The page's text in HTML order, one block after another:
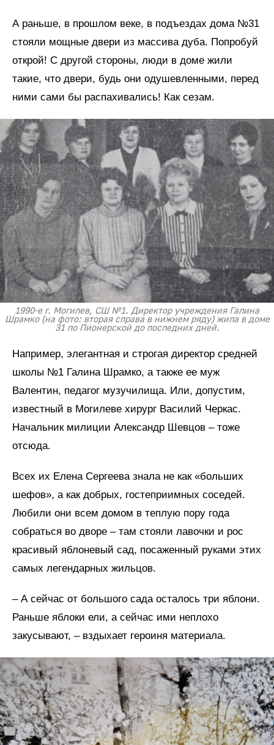
А раньше, в прошлом веке, в подъездах дома №31
стояли мощные двери из массива дуба. Попробуй
открой! С другой стороны, люди в доме жили
такие, что двери, будь они одушевленными, перед
ними сами бы распахивались! Как сезам.
1990-е г. Могилев, СШ №1. Директор учреждения Галина
Шрамко (на фото: вторая справа в нижнем ряду) жила в доме
31 по Пионерской до последних дней.
Например, элегантная и строгая директор средней
школы №1 Галина Шрамко, а также ее муж
Валентин, педагог музучилища. Или, допустим,
известный в Могилеве хирург Василий Черкас.
Начальник милиции Александр Шевцов – тоже
отсюда.
Всех их Елена Сергеева знала не как «больших
шефов», а как добрых, гостеприимных соседей.
Любили они всем домом в теплую пору года
собраться во дворе – там стояли лавочки и рос
красивый яблоневый сад, посаженный руками этих
самых легендарных жильцов.
– А сейчас от большого сада осталось три яблони.
Раньше яблоки ели, а сейчас ими неплохо
закусывают, – вздыхает героиня материала.